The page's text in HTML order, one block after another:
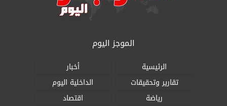
الموجز اليوم
الرئيسية
أخبار
تقارير وتحقيقات
الداخلية اليوم
رياضة
اقتصاد